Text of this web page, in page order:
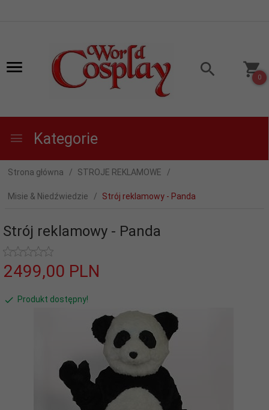
0
Kategorie
Strona główna STROJE REKLAMOWE
Misie & Niedźwiedzie Strój reklamowy - Panda
Strój reklamowy - Panda
2499,00 PLN
Produkt dostępny!